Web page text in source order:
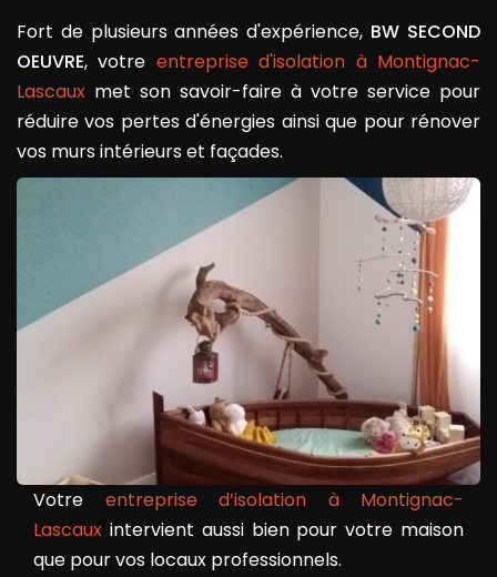
Fort de plusieurs années d'expérience, BW SECOND
OEUVRE, votre entreprise d'isolation à Montignac-
Lascaux met son savoir-faire à votre service pour
réduire vos pertes d'énergies ainsi que pour rénover
vos murs intérieurs et façades.
Votre entreprise d’isolation à Montignac-
Lascaux intervient aussi bien pour votre maison
que pour vos locaux professionnels.